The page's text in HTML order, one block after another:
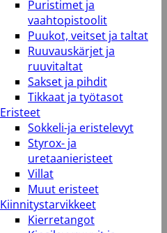
Puristimet ja
vaahtopistoolit
Puukot, veitset ja taltat
Ruuvauskärjet ja
ruuvitaltat
Sakset ja pihdit
Tikkaat ja työtasot
Eristeet
Sokkeli-ja eristelevyt
Styrox- ja
uretaanieristeet
Villat
Muut eristeet
Kiinnitystarvikkeet
Kierretangot